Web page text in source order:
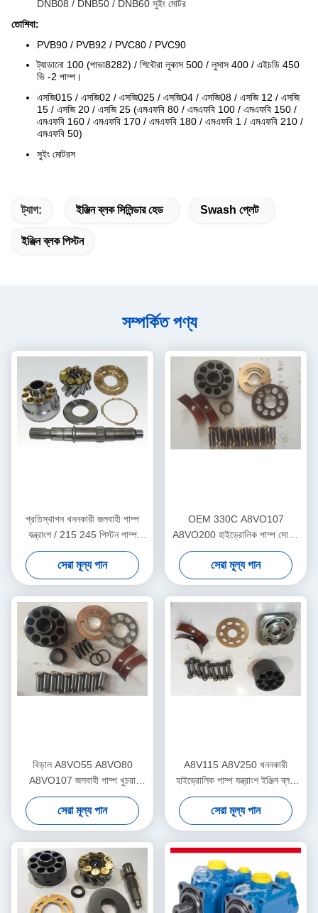
DNB08 / DNB50 / DNB60 সুইং মোটর
তোশিবা:
PVB90 / PVB92 / PVC80 / PVC90
ট্যাডানো 100 (পাভা8282) / শিবৌরা লুকাস 500 / লুসাস 400 / এইচডি 450
ভি -2 পাম্প।
এসজি015 / এসজি02 / এসজি025 / এসজি04 / এসজি08 / এসজি 12 / এসজি
15 / এসজি 20 / এসজি 25 (এমএফবি 80 / এমএফবি 100 / এমএফবি 150 /
এমএফবি 160 / এমএফবি 170 / এমএফবি 180 / এমএফবি 1 / এমএফবি 210 /
এমএফবি 50)
সুইং মোটরস
ট্যাগ: ইঞ্জিন ব্লক সিলিন্ডার হেড Swash প্লেট
ইঞ্জিন ব্লক পিস্টন
সম্পর্কিত পণ্য
প্রতিস্থাপন খননকারী জলবাহী পাম্প
যন্ত্রাংশ / 215 245 পিস্টন পাম্প
যন্ত্রাংশ
সেরা মূল্য পান
OEM 330C A8VO107
A8VO200 হাইড্রোলিক পাম্প সোয়াশ
প্লেট
সেরা মূল্য পান
বিড়াল A8VO55 A8VO80
A8VO107 জলবাহী পাম্প খুচরা
যন্ত্রাংশ 5 মাসের ওয়্যারেন্টি
সেরা মূল্য পান
A8V115 A8V250 খননকারী
হাইড্রোলিক পাম্প যন্ত্রাংশ ইঞ্জিন ব্লক
পিস্তন ist
সেরা মূল্য পান